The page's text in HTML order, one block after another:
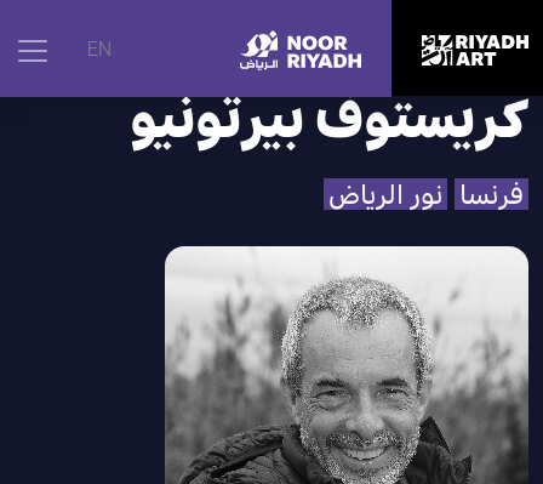
EN الرئيسية | الفنانون كريستوف بيرتونيو
كريستوف بيرتونيو
فرنسا نور الرياض